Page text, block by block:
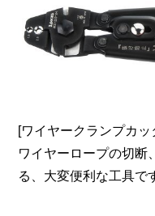
[ワイヤークランプカ
ワイヤーロープの切断
る、大変便利な工具で